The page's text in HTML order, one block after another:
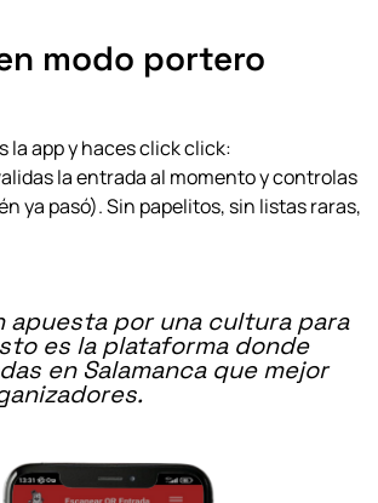
modo portero
la app y haces click click:
la entrada al momento y controlas
ya pasó). Sin papelitos, sin listas raras,
apuesta por una cultura para
es la plataforma donde
en Salamanca que mejor